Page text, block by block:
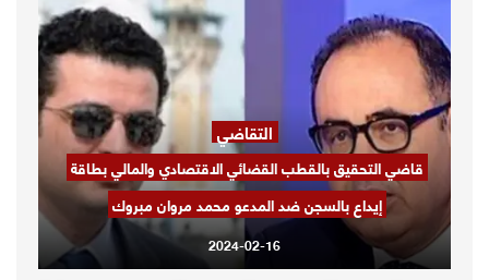
التقاضي
قاضي التحقيق بالقطب القضائي الاقتصادي والمالي بطاقة
إيداع بالسجن ضد المدعو محمد مروان مبروك
2024-02-16